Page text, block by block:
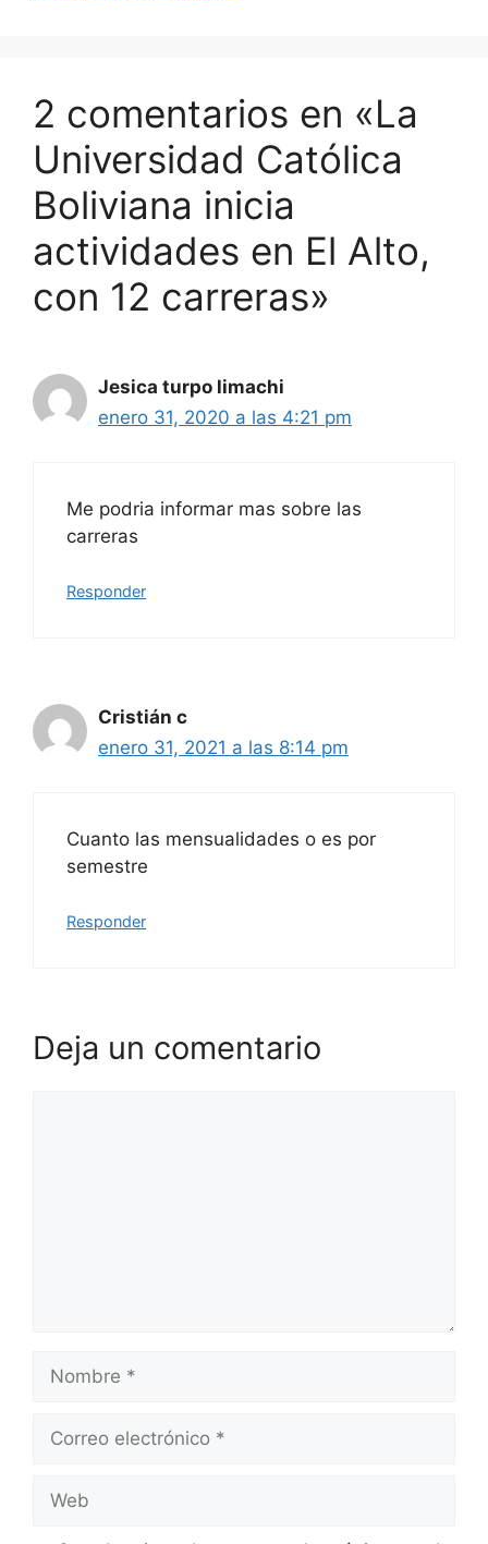
2 comentarios en «La
Universidad Católica
Boliviana inicia
actividades en El Alto,
con 12 carreras»
Jesica turpo limachi
enero 31, 2020 a las 4:21 pm
Me podria informar mas sobre las
carreras
Responder
Cristián c
enero 31, 2021 a las 8:14 pm
Cuanto las mensualidades o es por
semestre
Responder
Deja un comentario
electrónico